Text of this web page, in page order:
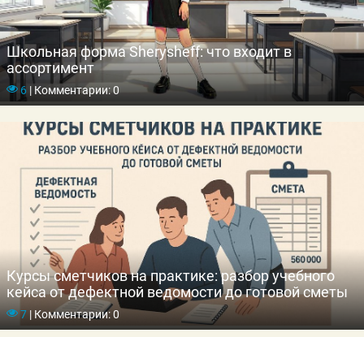
Школьная форма Sherysheff: что входит в
ассортимент
6 |Комментарии: 0
Курсы сметчиков на практике: разбор учебного
кейса от дефектной ведомости до готовой сметы
7 |Комментарии: 0